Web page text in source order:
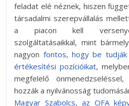
feladat elé néznek, hiszen
társadalmi szerepvállalás
a piacon kell
szolgáltatásaikkal, mint
nagyon fontos, hogy be
értékesítési pozícióikat,
megfelelő
hozzák a nyilvánosság
Magyar Szabolcs, az OFA